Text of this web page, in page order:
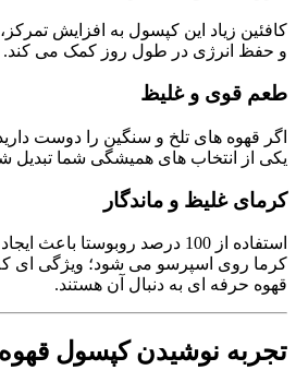
کافئین زیاد این کپسول به افزایش
و حفظ انرژی در طول روز کمک می کند.
طعم قوی و غلیظ
اگر قهوه های تلخ و سنگین را دوست
یکی از انتخاب های همیشگی شما تبدیل
کرمای غلیظ و ماندگار
استفاده از 100 درصد روبوستا
کرما روی اسپرسو می شود؛ ویژگی ای
قهوه حرفه ای به دنبال آن هستند.
تجربه نوشیدن کپسول